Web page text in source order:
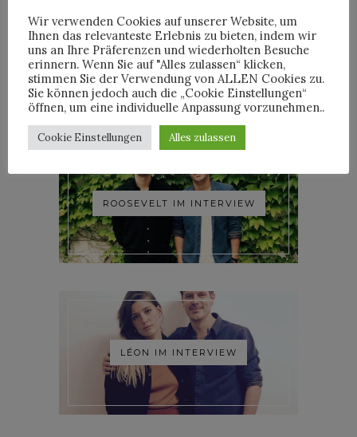
YOANN LEMOINE AKA
WOODKID IM INTERVIEW
ROOSEVELT IM INTERVIEW
LÉON IM INTERVIEW
Wir verwenden Cookies auf unserer Website, um
Ihnen das relevanteste Erlebnis zu bieten, indem wir
uns an Ihre Präferenzen und wiederholten Besuche
erinnern. Wenn Sie auf "Alles zulassen“ klicken,
stimmen Sie der Verwendung von ALLEN Cookies zu.
Sie können jedoch auch die „Cookie Einstellungen“
öffnen, um eine individuelle Anpassung vorzunehmen..
Cookie Einstellungen Alles zulassen